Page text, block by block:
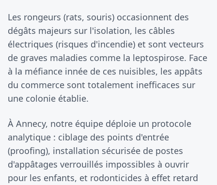
Les rongeurs (rats, souris) occasionnent des
dégâts majeurs sur l'isolation, les câbles
électriques (risques d'incendie) et sont vecteurs
de graves maladies comme la leptospirose. Face
à la méfiance innée de ces nuisibles, les appâts
du commerce sont totalement inefficaces sur
une colonie établie.
À Annecy, notre équipe déploie un protocole
analytique : ciblage des points d'entrée
(proofing), installation sécurisée de postes
d'appâtages verrouillés impossibles à ouvrir
pour les enfants, et rodonticides à effet retard